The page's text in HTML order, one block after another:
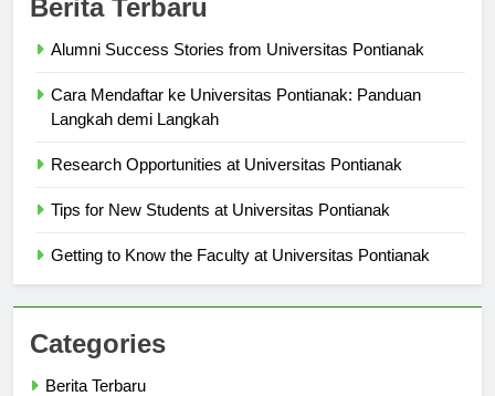
Cara Mendaftar ke Universitas Pontianak: Panduan
Categories